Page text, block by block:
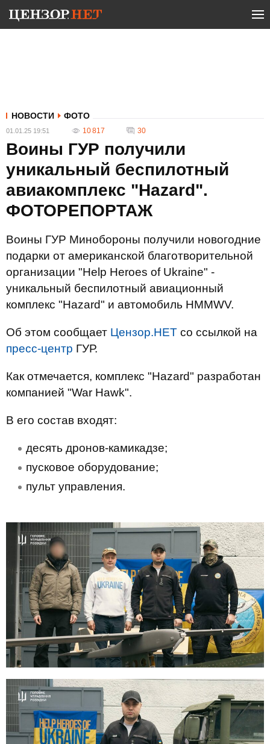
НОВОСТИ ФОТО
01.01.25 19:51 10 817 30
Воины ГУР получили
уникальный беспилотный
авиакомплекс "Hazard".
ФОТОРЕПОРТАЖ
Воины ГУР Минобороны получили новогодние
подарки от американской благотворительной
организации "Help Heroes of Ukraine" -
уникальный беспилотный авиационный
комплекс "Hazard" и автомобиль HMMWV.
Об этом сообщает Цензор.НЕТ со ссылкой на
пресс-центр ГУР.
Как отмечается, комплекс "Hazard" разработан
компанией "War Hawk".
В его состав входят:
десять дронов-камикадзе;
пусковое оборудование;
пульт управления.